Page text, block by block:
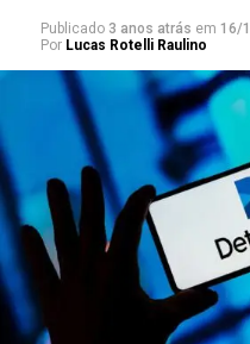
Publicado 3 anos atrás em 16/
Por Lucas Rotelli Raulino